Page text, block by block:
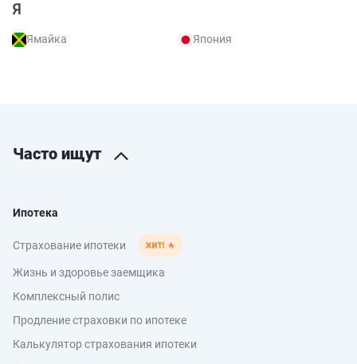
Я
Ямайка Япония
Часто ищут
Ипотека
Страхование ипотеки
Жизнь и здоровье заемщика
Комплексный полис
Продление страховки по ипотеке
Калькулятор страхования ипотеки